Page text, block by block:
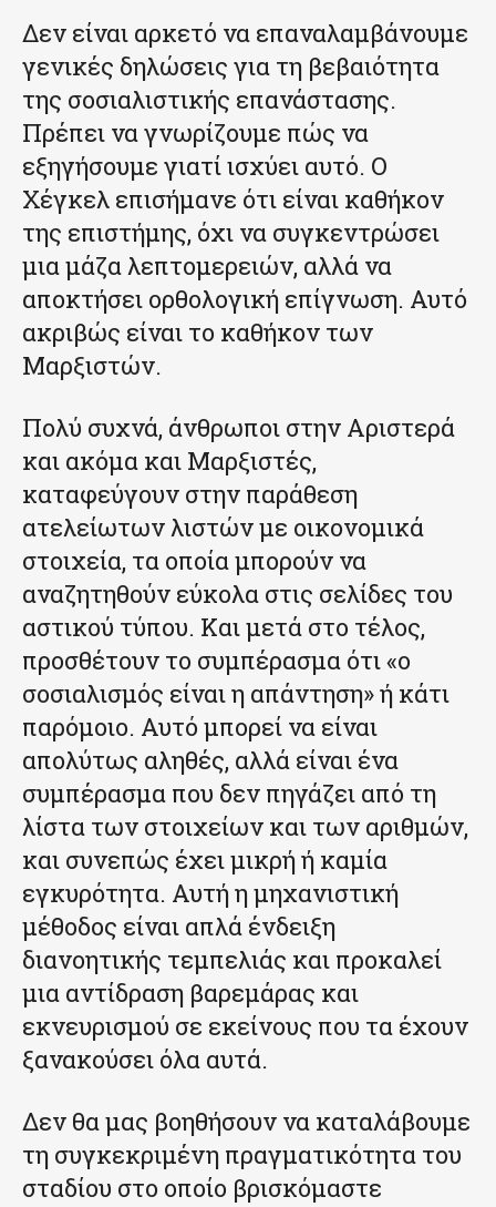
Δεν είναι αρκετό να επαναλαμβάνουμε
γενικές δηλώσεις για τη βεβαιότητα
της σοσιαλιστικής επανάστασης.
Πρέπει να γνωρίζουμε πώς να
εξηγήσουμε γιατί ισχύει αυτό. Ο
Χέγκελ επισήμανε ότι είναι καθήκον
της επιστήμης, όχι να συγκεντρώσει
μια μάζα λεπτομερειών, αλλά να
αποκτήσει ορθολογική επίγνωση. Αυτό
ακριβώς είναι το καθήκον των
Μαρξιστών.
Πολύ συχνά, άνθρωποι στην Αριστερά
και ακόμα και Μαρξιστές,
καταφεύγουν στην παράθεση
ατελείωτων λιστών με οικονομικά
στοιχεία, τα οποία μπορούν να
αναζητηθούν εύκολα στις σελίδες του
αστικού τύπου. Και μετά στο τέλος,
προσθέτουν το συμπέρασμα ότι «ο
σοσιαλισμός είναι η απάντηση» ή κάτι
παρόμοιο. Αυτό μπορεί να είναι
απολύτως αληθές, αλλά είναι ένα
συμπέρασμα που δεν πηγάζει από τη
λίστα των στοιχείων και των αριθμών,
και συνεπώς έχει μικρή ή καμία
εγκυρότητα. Αυτή η μηχανιστική
μέθοδος είναι απλά ένδειξη
διανοητικής τεμπελιάς και προκαλεί
μια αντίδραση βαρεμάρας και
εκνευρισμού σε εκείνους που τα έχουν
ξανακούσει όλα αυτά.
Δεν θα μας βοηθήσουν να καταλάβουμε
τη συγκεκριμένη πραγματικότητα του
σταδίου στο οποίο βρισκόμαστε